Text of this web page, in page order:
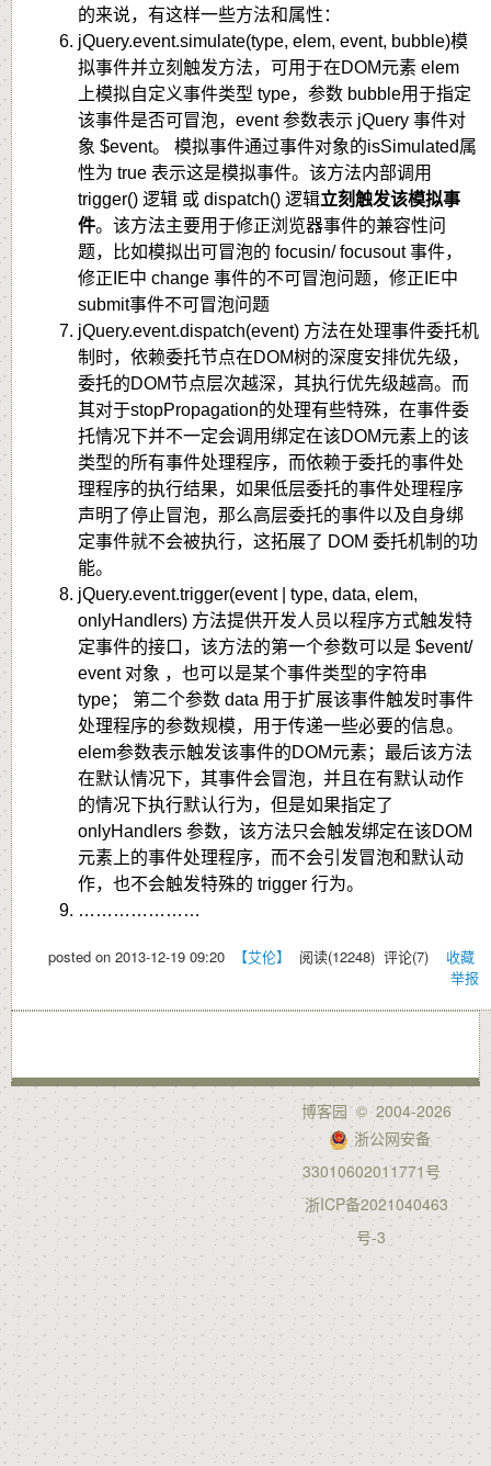
的来说，有这样一些方法和属性：
jQuery.event.simulate(type, elem, event, bubble)模
拟事件并立刻触发方法，可用于在DOM元素 elem
上模拟自定义事件类型 type，参数 bubble用于指定
该事件是否可冒泡，event 参数表示 jQuery 事件对
象 $event。 模拟事件通过事件对象的isSimulated属
性为 true 表示这是模拟事件。该方法内部调用
trigger() 逻辑 或 dispatch() 逻辑立刻触发该模拟事
件。该方法主要用于修正浏览器事件的兼容性问
题，比如模拟出可冒泡的 focusin/ focusout 事件，
修正IE中 change 事件的不可冒泡问题，修正IE中
submit事件不可冒泡问题
jQuery.event.dispatch(event) 方法在处理事件委托机
制时，依赖委托节点在DOM树的深度安排优先级，
委托的DOM节点层次越深，其执行优先级越高。而
其对于stopPropagation的处理有些特殊，在事件委
托情况下并不一定会调用绑定在该DOM元素上的该
类型的所有事件处理程序，而依赖于委托的事件处
理程序的执行结果，如果低层委托的事件处理程序
声明了停止冒泡，那么高层委托的事件以及自身绑
定事件就不会被执行，这拓展了 DOM 委托机制的功
能。
jQuery.event.trigger(event | type, data, elem,
onlyHandlers) 方法提供开发人员以程序方式触发特
定事件的接口，该方法的第一个参数可以是 $event/
event 对象 ，也可以是某个事件类型的字符串
type； 第二个参数 data 用于扩展该事件触发时事件
处理程序的参数规模，用于传递一些必要的信息。
elem参数表示触发该事件的DOM元素；最后该方法
在默认情况下，其事件会冒泡，并且在有默认动作
的情况下执行默认行为，但是如果指定了
onlyHandlers 参数，该方法只会触发绑定在该DOM
元素上的事件处理程序，而不会引发冒泡和默认动
作，也不会触发特殊的 trigger 行为。
…………………
posted on 2013-12-19 09:20 【艾伦】 阅读(12248) 评论(7) 收藏
举报
博客园© 2004-2026
浙公网安备
33010602011771号
浙ICP备2021040463
号-3